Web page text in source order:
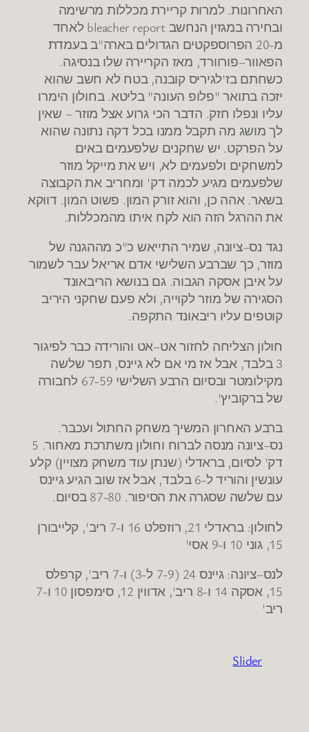
האחרונות. למרות קריירת מכללות מרשימה
ובחירה במגזין הנחשב bleacher report לאחד
מ-20 הפרוספקטים הגדולים בארה"ב בעמדת
הפאוור–פורוורד, מאז הקריירה שלו בנסיגה.
כשחתם בז'לגיריס קובנה,בטח לא חשב שהוא
יזכה בתואר "פלופ העונה"בליטא.בחולון הימרו
עליו ונפלו חזק. הדבר הכי גרוע אצל מוזר – שאין
לך מושג מה תקבל ממנו בכל דקה נתונה שהוא
על הפרקט. יש שחקנים שלפעמים באים
למשחקים ולפעמים לא, ויש את מייקל מוזר
שלפעמים מגיע לכמה דק' ומחריב את הקבוצה
בשאר. אהה כן, והוא זורק המון. פשוט המון. דווקא
את ההרגל הזה הוא לקח איתו מהמכללות.
נגד נס–ציונה, שמיר התייאש כ"כ מההגנה של
מוזר, כך שברבע השלישי אדם אריאל עבר לשמור
על איבן אסקה הגבוה.גם בנושא הריבאונד
הסגירה של מוזר לקוייה, ולא פעם שחקני היריב
קוטפים עליו ריבאונד התקפה.
חולון הצליחה לחזור אט–אט והורידה כבר לפיגור
3 בלבד, אבל אז מי אם לא גיינס, תפר שלשה
מקילומטר ובסיום הרבע השלישי 67-59 לחבורה
של ברקוביץ'.
ברבע האחרון המשיך משחק החתול ועכבר.
נס–ציונה מנסה לברוח וחולון משתרכת מאחור. 5
דק' לסיום,בראדלי (שנתן עוד משחק מצויין) קלע
עונשין והוריד ל-6 בלבד,אבל אז שוב הגיע גיינס
עם שלשה שסגרה את הסיפור. 87-80 בסיום.
לחולון:בראדלי 21, רוזפלט 16 ו-7 ריב', קלייבורן
15, גוני 10 ו-9 אסי'
לנס–ציונה:גיינס 24 (7-9 ל-3) ו-7 ריב', קרפלס
15, אסקה 14 ו-8 ריב', אדווין 12, סימפסון 10 ו-7
ריב'
Slider